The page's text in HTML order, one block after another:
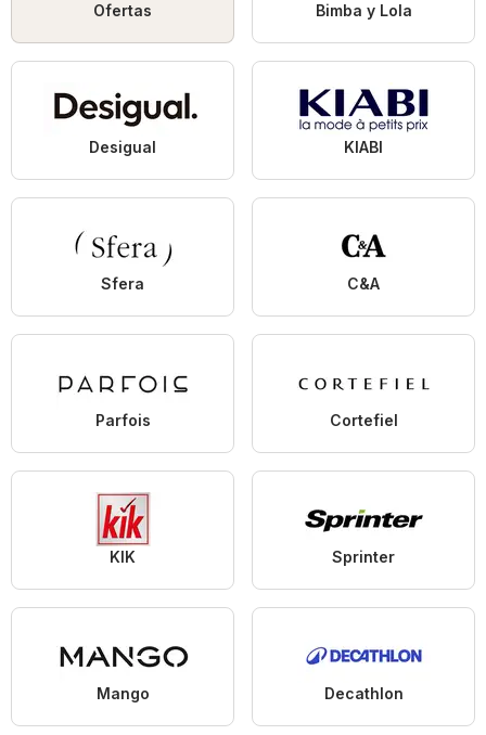
Ofertas Bimba y Lola
Desigual KIABI
Sfera C&A
Parfois Cortefiel
KIK Sprinter
Mango Decathlon